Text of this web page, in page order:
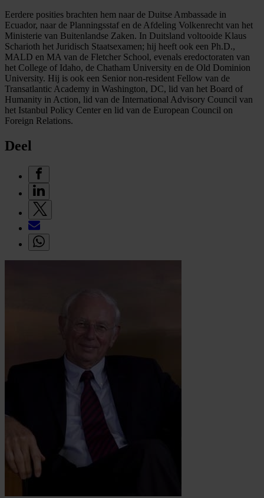
Eerdere posities brachten hem naar de Duitse Ambassade in
Ecuador, naar de Planningsstaf en de Afdeling Volkenrecht van het
Ministerie van Buitenlandse Zaken. In Duitsland voltooide Klaus
Scharioth het Juridisch Staatsexamen; hij heeft ook een Ph.D.,
MALD en MA van de Fletcher School, evenals eredoctoraten van
het College of Idaho, de Chatham University en de Old Dominion
University. Hij is ook een Senior non-resident Fellow van de
Transatlantic Academy in Washington, DC, lid van het Board of
Humanity in Action, lid van de International Advisory Council van
het Istanbul Policy Center en lid van de European Council on
Foreign Relations.
Deel